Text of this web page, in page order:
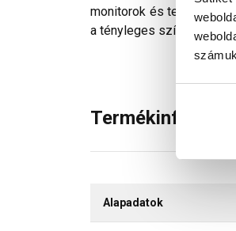
monitorok és telefonok
a tényleges színektől.
Alapadatok